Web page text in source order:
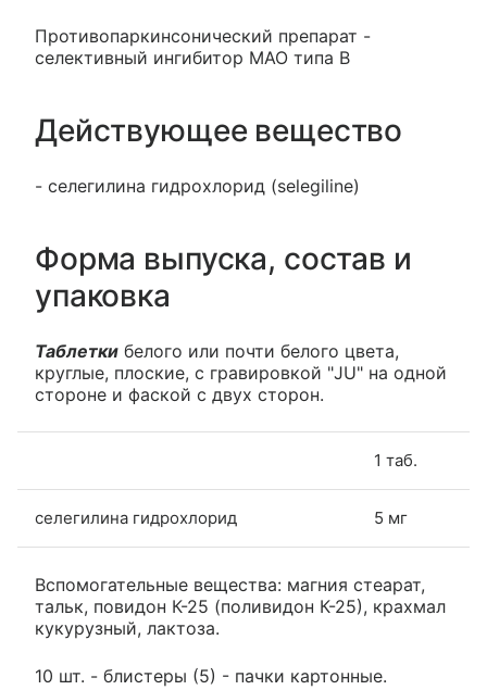
Противопаркинсонический препарат -
селективный ингибитор МАО типа В
Действующее вещество
- селегилина гидрохлорид (selegiline)
Форма выпуска, состав и
упаковка
Таблетки белого или почти белого цвета,
круглые, плоские, с гравировкой "JU" на одной
стороне и фаской с двух сторон.
1 таб.
селегилина гидрохлорид 5 мг
Вспомогательные вещества: магния стеарат,
тальк, повидон К-25 (поливидон К-25), крахмал
кукурузный, лактоза.
10 шт. - блистеры (5) - пачки картонные.